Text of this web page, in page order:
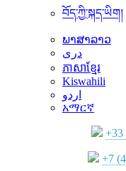
བོད་ཀྱི་སྐད་ཡིག།
ພາສາລາວ
دری
ភាសាខ្មែរ
Kiswahili
اردو
አማርኛ
+33
+7